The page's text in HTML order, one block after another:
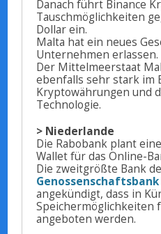
Danach führt Binance
Tauschmöglichkeiten
Dollar ein.
Malta hat ein neues
Unternehmen erlassen.
Der Mittelmeerstaat
ebenfalls sehr stark im
Kryptowährungen und
Technologie.
> Niederlande
Die Rabobank plant
Wallet für das Online-
Die zweitgrößte Bank
angekündigt, dass in
Speichermöglichkeiten
angeboten werden.